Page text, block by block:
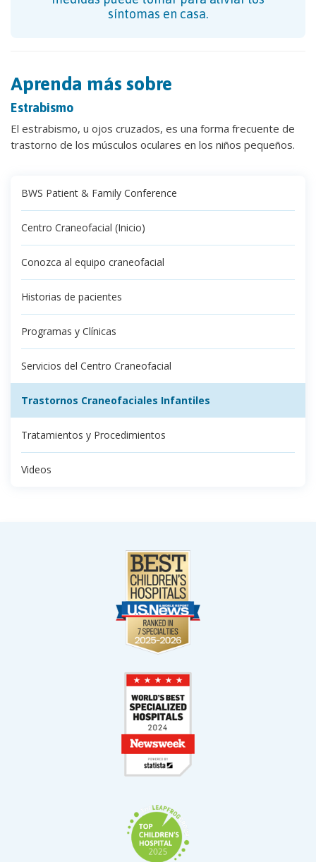
síntomas en casa.
Aprenda más sobre
Estrabismo
El estrabismo, u ojos cruzados, es una forma frecuente de
trastorno de los músculos oculares en los niños pequeños.
BWS Patient & Family Conference
Centro Craneofacial (Inicio)
Conozca al equipo craneofacial
Historias de pacientes
Programas y Clínicas
Servicios del Centro Craneofacial
Trastornos Craneofaciales Infantiles
Tratamientos y Procedimientos
Videos